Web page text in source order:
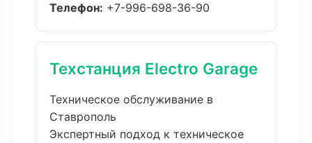
Телефон: +7-996-698-36-90
Техстанция Electro Garage
Техническое обслуживание в
Ставрополь
Экспертный подход к техническое